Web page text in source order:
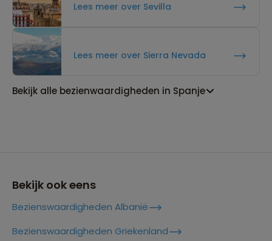
Lees meer over Sevilla
Lees meer over Sierra Nevada
Bekijk alle bezienwaardigheden in Spanje
Bekijk ook eens
Bezienswaardigheden Albanië
Bezienswaardigheden Griekenland
Reizen met oog voor mens, cultuur en milieu